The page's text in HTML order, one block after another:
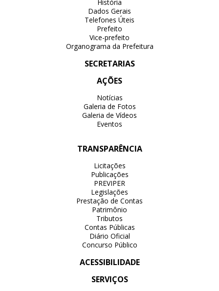
História
Dados Gerais
Telefones Úteis
Prefeito
Vice-prefeito
Organograma da Prefeitura
SECRETARIAS
AÇÕES
Notícias
Galeria de Fotos
Galeria de Vídeos
Eventos
TRANSPARÊNCIA
Licitações
Publicações
PREVIPER
Legislações
Prestação de Contas
Patrimônio
Tributos
Contas Públicas
Diário Oficial
Concurso Público
ACESSIBILIDADE
SERVIÇOS